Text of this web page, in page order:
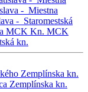
- Miestna
- Staromestská
MCK Kn. MCK
kn.
Zemplínska kn.
Zemplínska kn.